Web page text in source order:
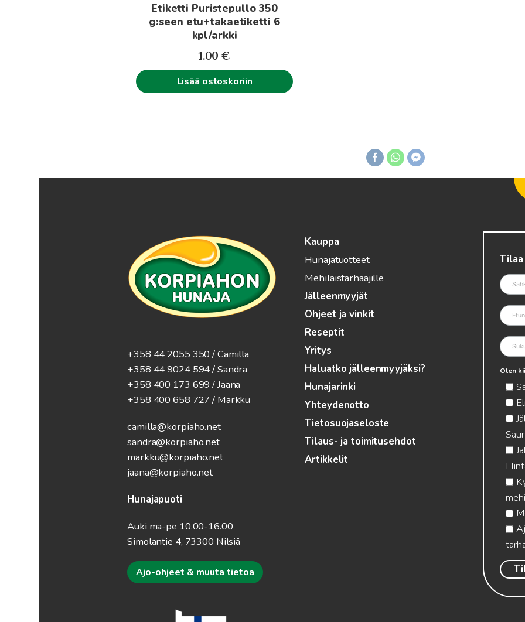
Etiketti Puristepullo 350
g:seen etu+takaetiketti 6
kpl/arkki
1.00 €
Lisää ostoskoriin
+358 44 2055 350 / Camilla
+358 44 9024 594/ Sandra
+358 400 173 699 / Jaana
+358 400 658 727 / Markku
camilla@korpiaho.net
sandra@korpiaho.net
markku@korpiaho.net
jaana@korpiaho.net
Hunajapuoti
Auki ma-pe 10.00-16.00
Simolantie 4, 73300 Nilsiä
Ajo-ohjeet & muuta tietoa
Kauppa
Hunajatuotteet
Mehiläistarhaajille
Jälleenmyyjät
Ohjeet ja vinkit
Reseptit
Yritys
Haluatko jälleenmyyjäksi?
Hunajarinki
Yhteydenotto
Tietosuojaseloste
Tilaus- ja toimitusehdot
Artikkelit
Olen